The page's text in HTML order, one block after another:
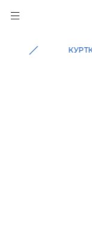
КУРТКИ